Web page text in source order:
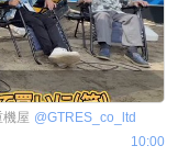
機屋 @GTRES_co_ltd
10:00